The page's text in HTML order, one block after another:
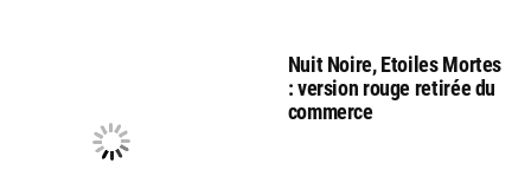
Nuit Noire, Etoiles Mortes
: version rouge retirée du
commerce